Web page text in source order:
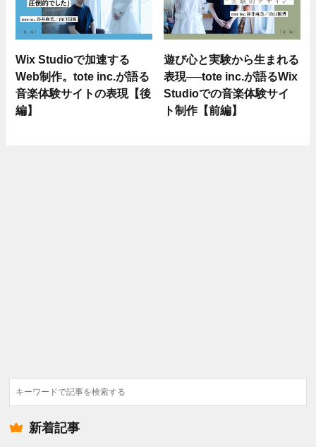
Wix Studioで加速する
Web制作。tote inc.が語る
音楽体験サイトの表現【後
編】
遊び心と実験から生まれる
表現──tote inc.が語るWix
Studioでの音楽体験サイ
ト制作【前編】
検
索
新着記事